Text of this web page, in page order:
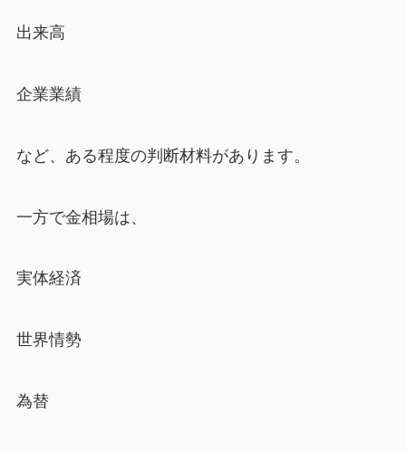
出来高
企業業績
など、ある程度の判断材料があります。
一方で金相場は、
実体経済
世界情勢
為替